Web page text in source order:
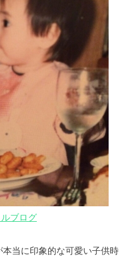
ブログ
当に印象的な可愛い子供時